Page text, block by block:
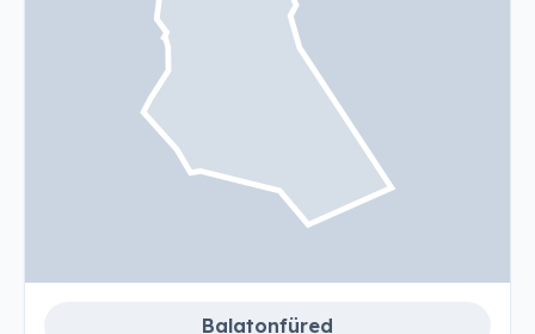
Balatonfüred